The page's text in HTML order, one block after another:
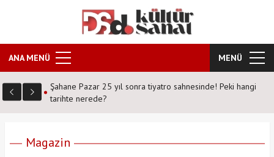
ANA MENÜ MENÜ
DS
Şahane Pazar 25 yıl sonra tiyatro sahnesinde! Peki hangi
tarihte nerede?
Magazin